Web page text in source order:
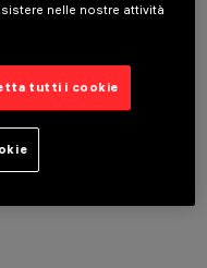
nelle nostre attività
tutti i cookie